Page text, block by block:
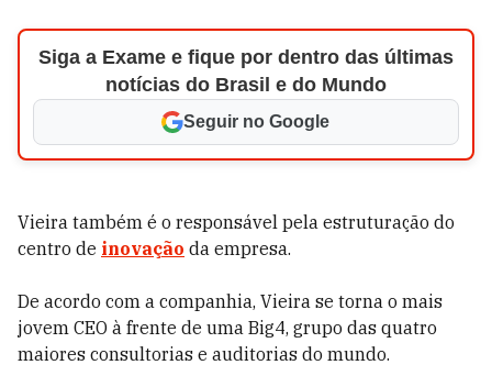
Siga a Exame e fique por dentro das últimas
notícias do Brasil e do Mundo
Seguir no Google
Vieira também é o responsável pela estruturação do
centro de inovação da empresa.
De acordo com a companhia, Vieira se torna o mais
jovem CEO à frente de uma Big4, grupo das quatro
maiores consultorias e auditorias do mundo.